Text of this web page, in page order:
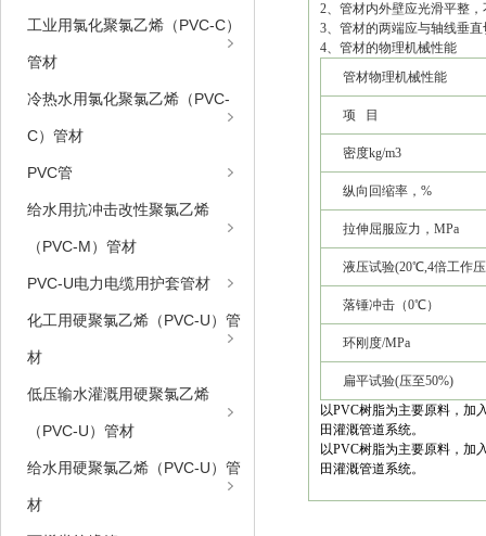
工业用氯化聚氯乙烯（PVC-C）
管材
冷热水用氯化聚氯乙烯（PVC-
C）管材
PVC管
给水用抗冲击改性聚氯乙烯
（PVC-M）管材
PVC-U电力电缆用护套管材
化工用硬聚氯乙烯（PVC-U）管
材
低压输水灌溉用硬聚氯乙烯
（PVC-U）管材
给水用硬聚氯乙烯（PVC-U）管
材
2、管材内外壁应光滑平整
3、管材的两端应与轴线垂
4、管材的物理机械性能
管材物理机械性能
项 目
密度kg/m3
纵向回缩率，%
拉伸屈服应力，MPa
液压试验(20℃,4倍工作
落锤冲击（0℃）
环刚度/MPa
扁平试验(压至50%)
以PVC树脂为主要原料，加
田灌溉管道系统。
以PVC树脂为主要原料，加
田灌溉管道系统。